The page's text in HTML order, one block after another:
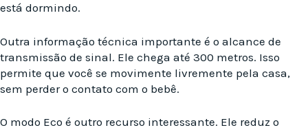
está dormindo.
Outra informação técnica importante é o alcance de
transmissão de sinal. Ele chega até 300 metros. Isso
permite que você se movimente livremente pela casa,
sem perder o contato com o bebê.
O modo Eco é outro recurso interessante. Ele reduz o